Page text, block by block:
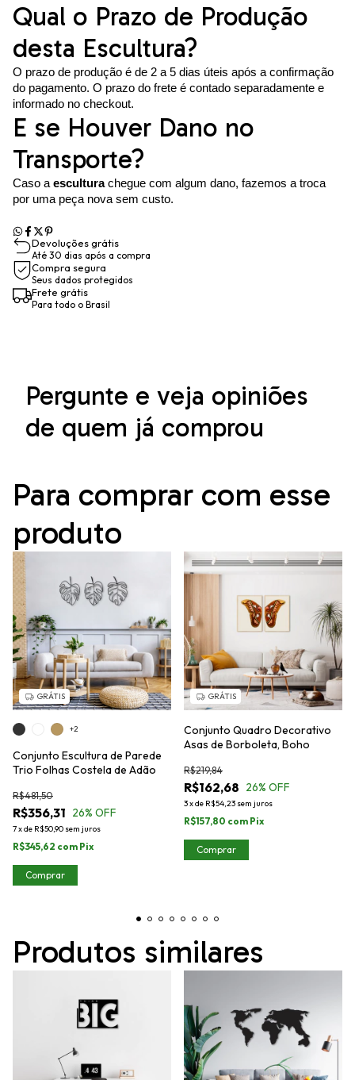
Qual o Prazo de Produção
desta Escultura?
O prazo de produção é de 2 a 5 dias úteis após a confirmação
do pagamento. O prazo do frete é contado separadamente e
informado no checkout.
E se Houver Dano no
Transporte?
Caso a esculturachegue com algum dano, fazemos a troca
por uma peça nova sem custo.
Devoluções grátis
Até 30 dias após a compra
Compra segura
Seus dados protegidos
Frete grátis
Para todo o Brasil
Pergunte e veja opiniões
de quem já comprou
Para comprar com esse
produto
GRÁTIS
Conjunto Escultura de Parede
Trio Folhas Costela de Adão
R$356,31
R$481,50
26% OFF
7xde R$50,90 sem juros
R$345,62 com Pix
+2
Comprar
GRÁTIS
Conjunto Quadro Decorativo
Asas de Borboleta, Boho
R$162,68
R$219,84
26% OFF
3xde R$54,23 sem juros
R$157,80 com Pix
Comprar
Produtos similares